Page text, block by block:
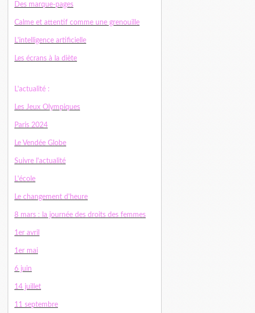
Des marque-pages
Calme et attentif comme une grenouille
L'intelligence artificielle
Les écrans à la diète
L'actualité :
Les Jeux Olympiques
Paris 2024
Le Vendée Globe
Suivre l'actualité
L'école
Le changement d'heure
8 mars : la journée des droits des femmes
1er avril
1er mai
6 juin
14 juillet
11 septembre